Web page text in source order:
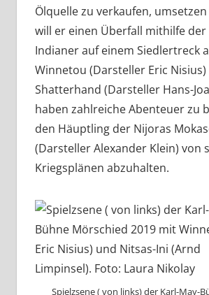
Ölquelle zu verkaufen,
will er einen Überfall mithilfe der
Indianer auf einem Siedlertreck
Winnetou (Darsteller Eric
Shatterhand (Darsteller Hans-
haben zahlreiche Abenteuer zu
den Häuptling der Nijoras
(Darsteller Alexander Klein) von
Kriegsplänen abzuhalten.
Spielzsene ( von links) der Karl-May-